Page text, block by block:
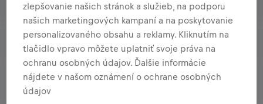
zlepšovanie našich stránok a služieb, na podporu
našich marketingových kampaní a na poskytovanie
personalizovaného obsahu a reklamy. Kliknutím na
tlačidlo vpravo môžete uplatniť svoje práva na
ochranu osobných údajov. Ďalšie informácie
nájdete v našom oznámení o ochrane osobných
údajov